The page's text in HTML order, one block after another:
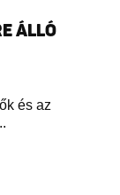
ÁLLÓ
és az